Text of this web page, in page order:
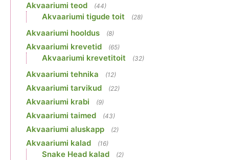
Akvaariumi teod (44)
Akvaariumi tigude toit (28)
Akvaariumi hooldus (8)
Akvaariumi krevetid (65)
Akvaariumi krevetitoit (32)
Akvaariumi tehnika (12)
Akvaariumi tarvikud (22)
Akvaariumi krabi (9)
Akvaariumi taimed (43)
Akvaariumi aluskapp (2)
Akvaariumi kalad (16)
Snake Head kalad (2)